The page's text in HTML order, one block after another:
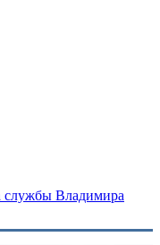
службы Владимира